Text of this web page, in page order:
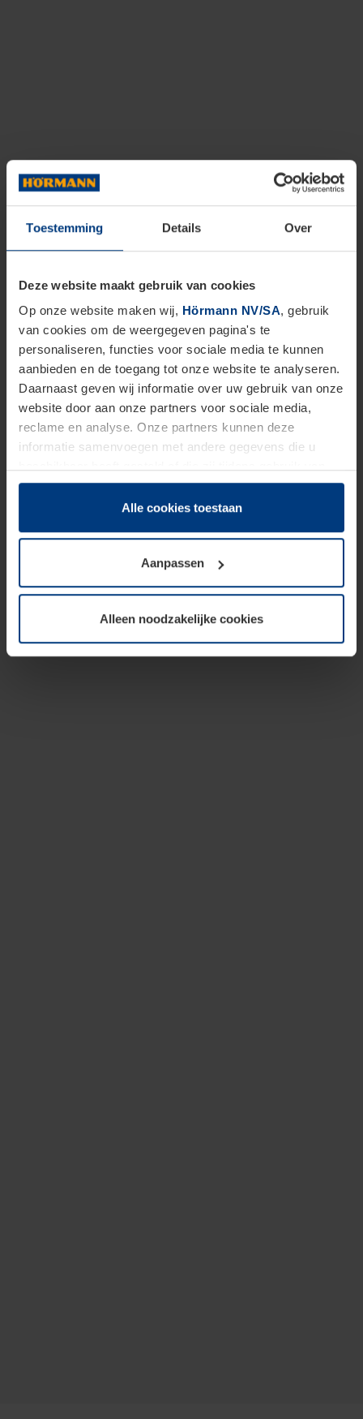
Toestemming Details Over
Deze website maakt gebruik van cookies
Op onze website maken wij, Hörmann NV/SA, gebruik
van cookies om de weergegeven pagina's te
personaliseren, functies voor sociale media te kunnen
aanbieden en de toegang tot onze website te analyseren.
Daarnaast geven wij informatie over uw gebruik van onze
website door aan onze partners voor sociale media,
reclame en analyse. Onze partners kunnen deze
informatie samenvoegen met andere gegevens die u
hun diensten hebben verzameld.
Juridisch hebben wij het recht om cookies op uw
van deze pagina's absoluut vereist is. Voor alle andere
soorten cookies is uw toestemming benodigd. Uw
toestemming kunt u op elk moment bij de uitleg van de
wijzigen of herroepen.
Alle cookies toestaan
Aanpassen
Alleen noodzakelijke cookies